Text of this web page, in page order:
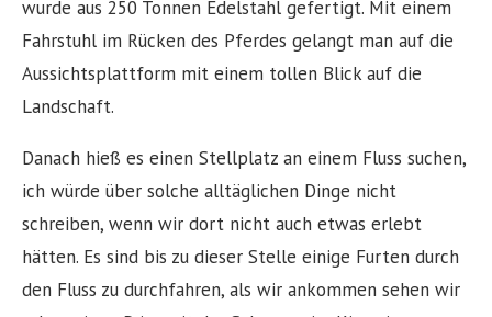
wurde aus 250 Tonnen Edelstahl gefertigt. Mit einem
Fahrstuhl im Rücken des Pferdes gelangt man auf die
Aussichtsplattform mit einem tollen Blick auf die
Landschaft.
Danach hieß es einen Stellplatz an einem Fluss suchen,
ich würde über solche alltäglichen Dinge nicht
schreiben, wenn wir dort nicht auch etwas erlebt
hätten. Es sind bis zu dieser Stelle einige Furten durch
den Fluss zu durchfahren, als wir ankommen sehen wir